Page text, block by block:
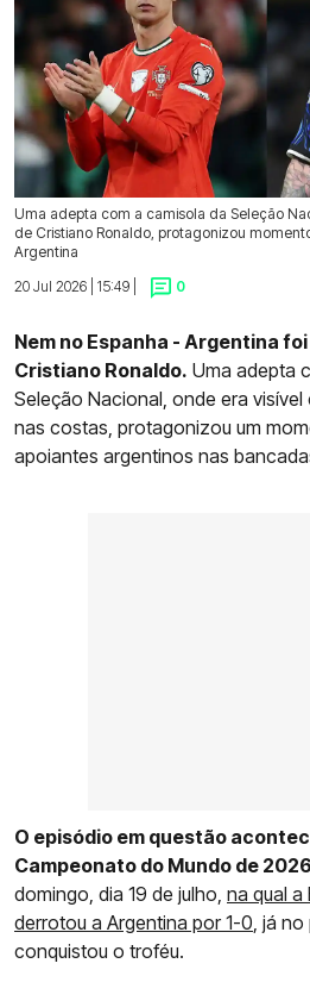
Uma adepta com a camisola da Seleção
de Cristiano Ronaldo, protagonizou
Argentina
20 Jul 2026 | 15:49 |
0
Nem no Espanha - Argentina
Cristiano Ronaldo. Uma adepta
Seleção Nacional, onde era
nas costas, protagonizou um
apoiantes argentinos nas
O episódio em questão
Campeonato do Mundo de 2026
domingo, dia 19 de julho, na qual a
derrotou a Argentina por 1-0 , já
conquistou o troféu.